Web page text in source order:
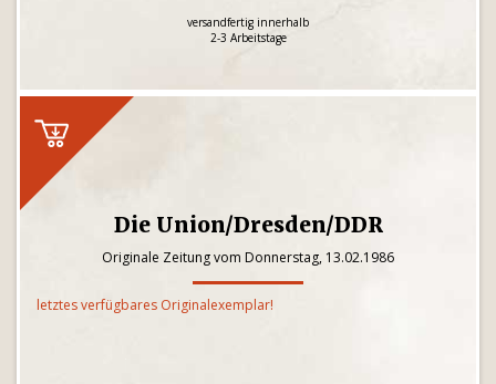
versandfertig innerhalb
2-3 Arbeitstage
Die Union/Dresden/DDR
Originale Zeitung vom Donnerstag, 13.02.1986
letztes verfügbares Originalexemplar!